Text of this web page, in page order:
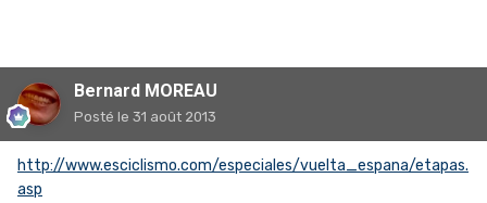
Bernard MOREAU
Posté le 31 août 2013
http://www.esciclismo.com/especiales/vuelta_espana/etapas.
asp